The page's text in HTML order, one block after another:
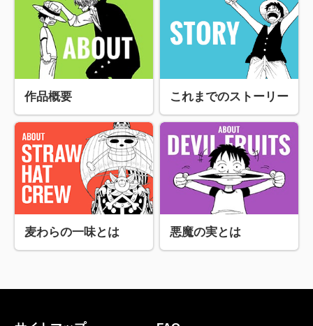
作品概要 これまでのストーリー
麦わらの一味とは 悪魔の実とは